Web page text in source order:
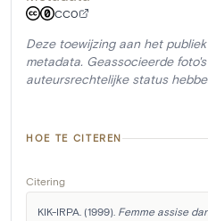
CC0
Deze toewijzing aan het
metadata. Geassocieerde
auteursrechtelijke status
HOE TE CITEREN
Citering
KIK-IRPA. (1999). Femme assise